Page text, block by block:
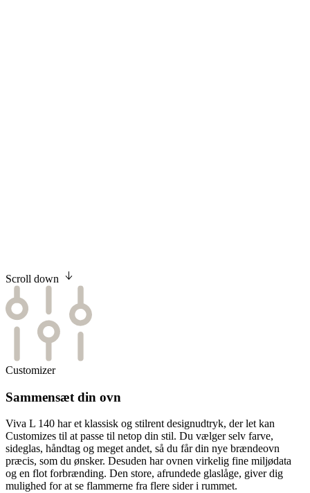
Scroll down
Customizer
Sammensæt din ovn
Viva L 140 har et klassisk og stilrent designudtryk, der let kan
Customizes til at passe til netop din stil. Du vælger selv farve,
sideglas, håndtag og meget andet, så du får din nye brændeovn
præcis, som du ønsker. Desuden har ovnen virkelig fine miljødata
og en flot forbrænding. Den store, afrundede glaslåge, giver dig
mulighed for at se flammerne fra flere sider i rummet.